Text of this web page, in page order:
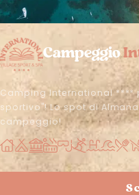
Campeggio
Camping International ****
sportivo"! Lo spot di
campeggio!